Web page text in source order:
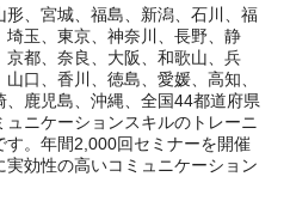
、宮城、福島、新潟、石川、福
玉、東京、神奈川、長野、静
都、奈良、大阪、和歌山、兵
口、香川、徳島、愛媛、高知、
鹿児島、沖縄、全国44都道府県
ニケーションスキルのトレーニ
す。年間2,000回セミナーを開催
実効性の高いコミュニケーション